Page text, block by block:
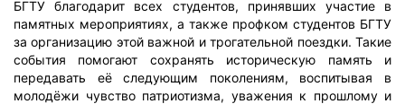
БГТУ благодарит всех студентов, принявших участие в
памятных мероприятиях, а также профком студентов БГТУ
за организацию этой важной и трогательной поездки. Такие
события помогают сохранять историческую память и
передавать её следующим поколениям, воспитывая в
молодёжи чувство патриотизма, уважения к прошлому и